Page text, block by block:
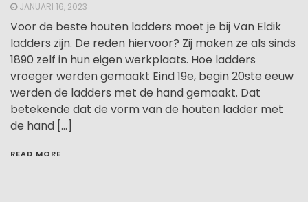
JANUARI 16, 2023
Voor de beste houten ladders moet je bij Van Eldik
ladders zijn. De reden hiervoor? Zij maken ze als sinds
1890 zelf in hun eigen werkplaats. Hoe ladders
vroeger werden gemaakt Eind 19e, begin 20ste eeuw
werden de ladders met de hand gemaakt. Dat
betekende dat de vorm van de houten ladder met
de hand […]
READ MORE